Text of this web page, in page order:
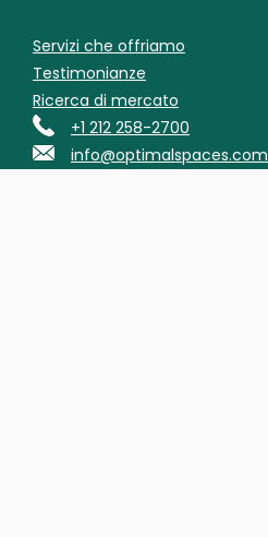
Servizi che offriamo
Testimonianze
Ricerca di mercato
+1 212 258-2700
info@optimalspaces.com